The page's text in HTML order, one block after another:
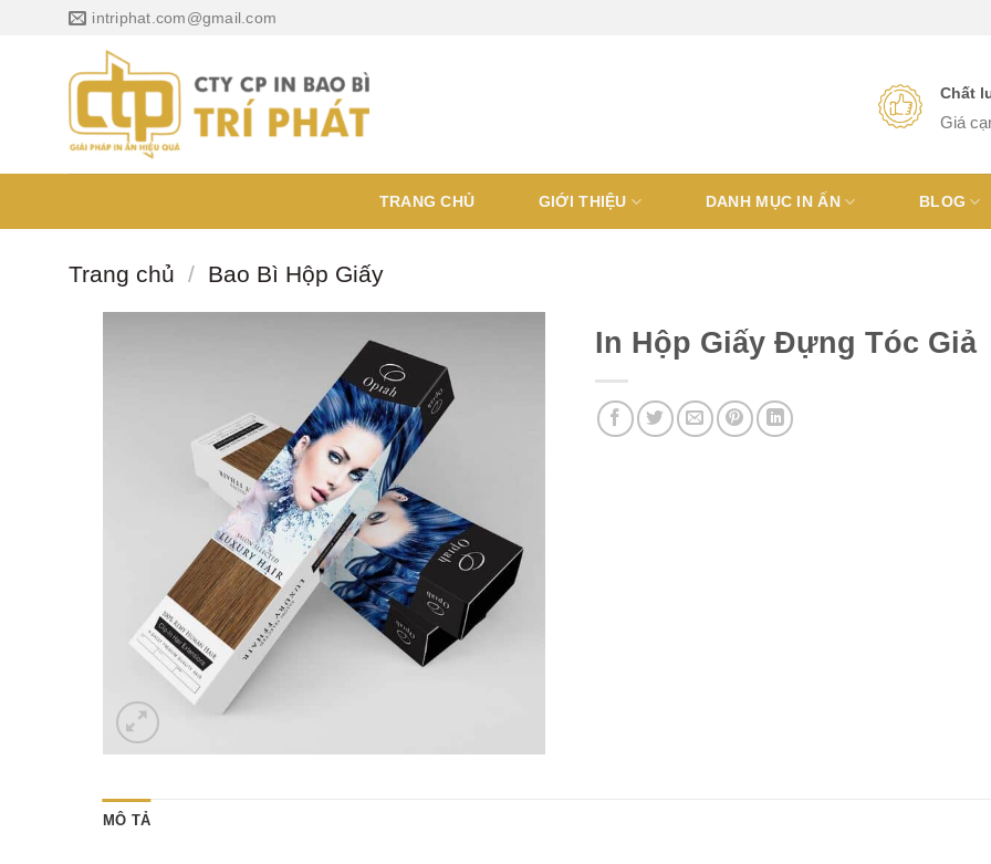
intriphat.com@gmail.com
Chất
Giá
TRANG CHỦ GIỚI THIỆU DANH MỤC IN ẤN BLOG
Trang chủ / Bao Bì Hộp Giấy
In Hộp Giấy Đựng Tóc Giả
MÔ TẢ